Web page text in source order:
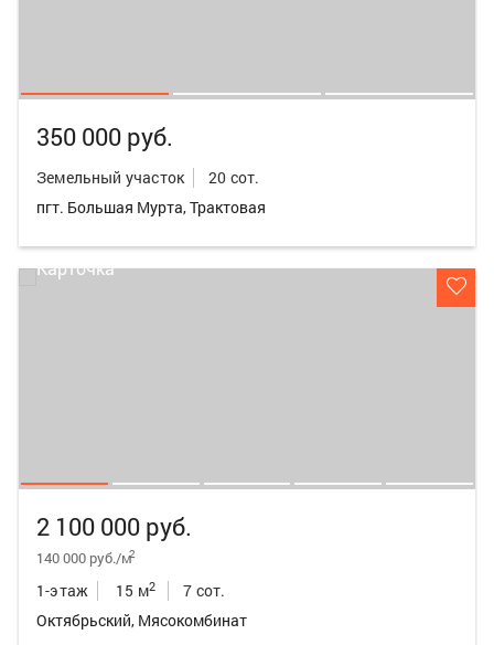
350 000 руб.
Земельный участок
20 сот.
пгт. Большая Мурта, Трактовая
2 100 000 руб.
140 000 руб./м2
1-этаж 15 м2
7 сот.
Октябрьский, Мясокомбинат